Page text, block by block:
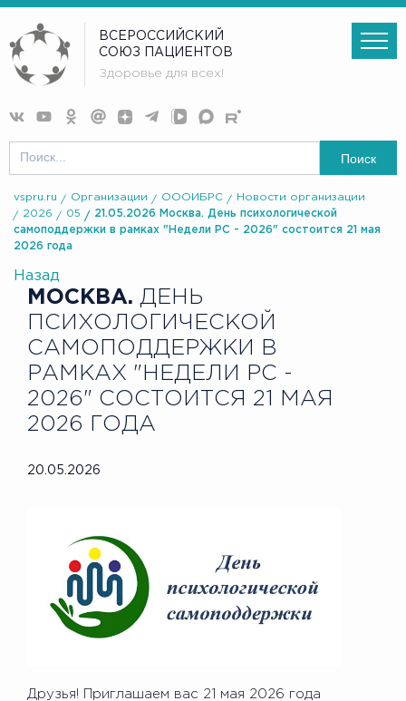
ВСЕРОССИЙСКИЙ
СОЮЗ ПАЦИЕНТОВ
Здоровье для всех!
Поиск
vspru.ru Организации ОООИБРС
Новости организации
2026
05
21.05.2026 Москва. День психологической
самоподдержки в рамках "Недели РС - 2026" состоится 21 мая
2026 года
Назад
МОСКВА. ДЕНЬ
ПСИХОЛОГИЧЕСКОЙ
САМОПОДДЕРЖКИ В
РАМКАХ "НЕДЕЛИ РС -
2026" СОСТОИТСЯ 21 МАЯ
2026 ГОДА
20.05.2026
Друзья! Приглашаем вас 21 мая 2026 года